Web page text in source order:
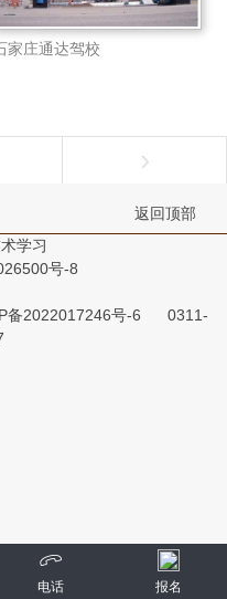
家庄通达驾校
›
返回顶部
术学习
号-8
备2022017246号-6
0311-
电话 报名